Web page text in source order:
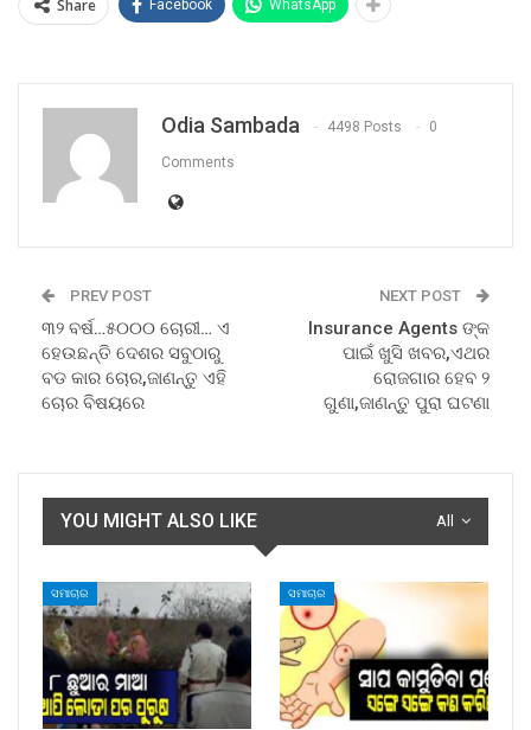
Share Facebook WhatsApp
Odia Sambada 4498 Posts 0
Comments
PREV POST
୩୨ ବର୍ଷ…୫୦୦୦ ଚୋରୀ… ଏ
ହେଉଛନ୍ତି ଦେଶର ସବୁଠାରୁ
ବଡ କାର ଚୋର,ଜାଣନ୍ତୁ ଏହି
ଚୋର ବିଷୟରେ
NEXT POST
Insurance Agents ଙ୍କ
ପାଇଁ ଖୁସି ଖବର,ଏଥର
ରୋଜଗାର ହେବ ୨
ଗୁଣା,ଜାଣନ୍ତୁ ପୁରା ଘଟଣା
All
YOU MIGHT ALSO LIKE
ସମାଚାର ସମାଚାର